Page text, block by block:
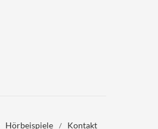
Hörbeispiele / Kontakt